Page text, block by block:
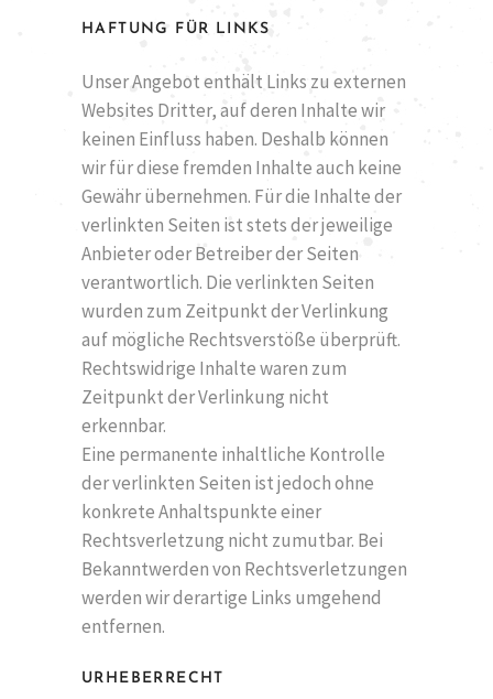
HAFTUNG FÜR LINKS
Unser Angebot enthält Links zu externen
Websites Dritter, auf deren Inhalte wir
keinen Einfluss haben. Deshalb können
wir für diese fremden Inhalte auch keine
Gewähr übernehmen. Für die Inhalte der
verlinkten Seiten ist stets der jeweilige
Anbieter oder Betreiber der Seiten
verantwortlich. Die verlinkten Seiten
wurden zum Zeitpunkt der Verlinkung
auf mögliche Rechtsverstöße überprüft.
Rechtswidrige Inhalte waren zum
Zeitpunkt der Verlinkung nicht
erkennbar.
Eine permanente inhaltliche Kontrolle
der verlinkten Seiten ist jedoch ohne
konkrete Anhaltspunkte einer
Rechtsverletzung nicht zumutbar. Bei
Bekanntwerden von Rechtsverletzungen
werden wir derartige Links umgehend
entfernen.
URHEBERRECHT